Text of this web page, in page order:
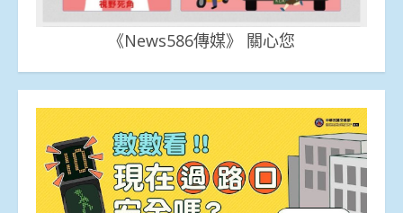
《News586傳媒》 關心您